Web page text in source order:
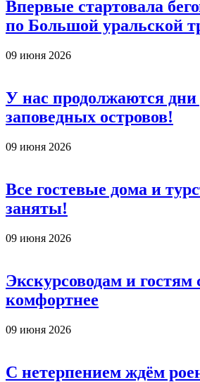
Впервые стартовала
по Большой уральской
09 июня 2026
У нас продолжаются дни
заповедных островов!
09 июня 2026
Все гостевые дома и
заняты!
09 июня 2026
Экскурсоводам и гостям
комфортнее
09 июня 2026
С нетерпением ждём